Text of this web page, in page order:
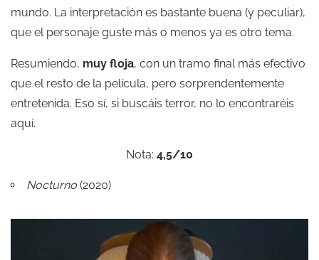
mundo. La interpretación es bastante buena (y peculiar),
que el personaje guste más o menos ya es otro tema.
Resumiendo, muy floja, con un tramo final más efectivo
que el resto de la película, pero sorprendentemente
entretenida. Eso sí, si buscáis terror, no lo encontraréis
aquí.
Nota: 4,5/10
Nocturno (2020)